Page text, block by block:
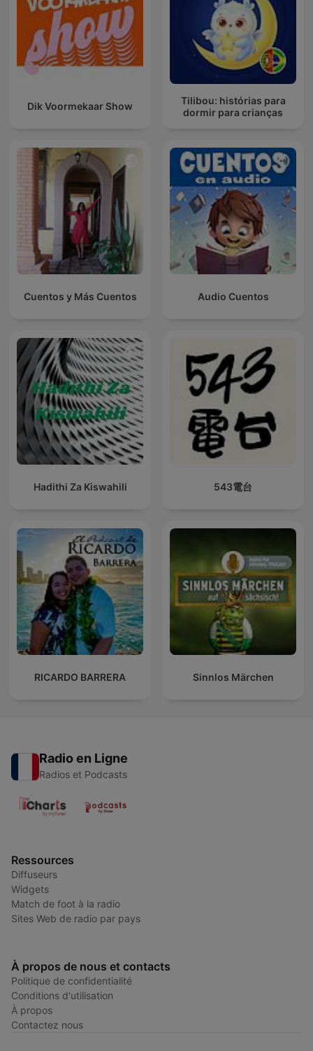
Dik Voormekaar Show
Tilibou: histórias para
dormir para crianças
Cuentos y Más Cuentos Audio Cuentos
Hadithi Za Kiswahili 543電台
RICARDO BARRERA Sinnlos Märchen
Radio en Ligne
Radios et Podcasts
Ressources
Diffuseurs
Widgets
Match de foot à la radio
Sites Web de radio par pays
À propos de nous et contacts
Politique de confidentialité
Conditions d'utilisation
À propos
Contactez nous